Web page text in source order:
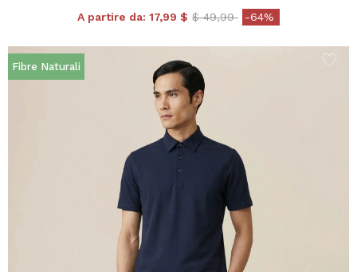
A partire da: 17,99 $ Price reduced from
$ 49,99to-64%
Fibre Naturali